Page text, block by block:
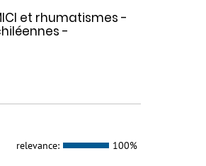
et rhumatismes -
-
relevance: 100%